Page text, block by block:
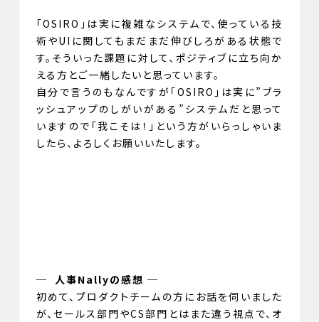
「OSIRO」は実に複雑なシステムで、使っている技
術やUIに関してもまだまだ伸びしろがある状態で
す。そういった課題に対して、ポジティブに立ち向か
える方とご一緒したいと思っています。
自分で言うのもなんですが「OSIRO」は実に”ブラ
ッシュアップのしがいがある”システムだと思って
いますので「我こそは！」という方がいらっしゃいま
したら、よろしくお願いいたします。
─ 人事Nallyの感想 ─
初めて、プロダクトチームの方にお話を伺いました
が、セールス部門やCS部門とはまた違う視点で、オ